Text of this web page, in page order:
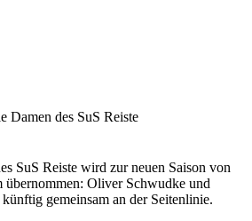
Damen des SuS Reiste
SuS Reiste wird zur neuen Saison von
übernommen: Oliver Schwudke und
gemeinsam an der Seitenlinie.